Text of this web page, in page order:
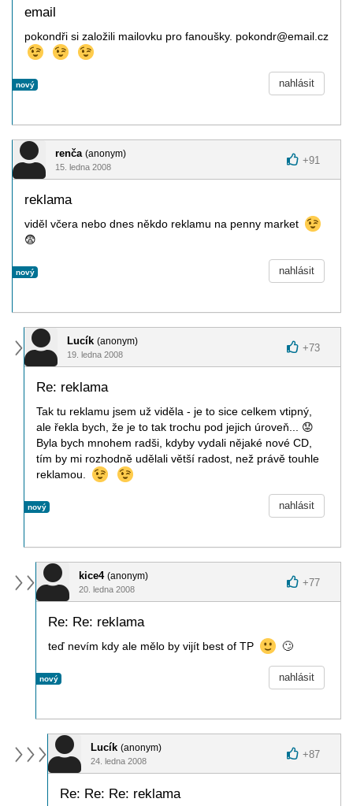
email
pokondři si založili mailovku pro fanoušky. pokondr@email.cz
nový nahlásit
renča (anonym)
15. ledna 2008
+91
reklama
viděl včera nebo dnes někdo reklamu na penny market
😨
nový nahlásit
Lucík (anonym)
19. ledna 2008
+73
Re: reklama
Tak tu reklamu jsem už viděla - je to sice celkem vtipný,
ale řekla bych, že je to tak trochu pod jejich úroveň... 😟
Byla bych mnohem radši, kdyby vydali nějaké nové CD,
tím by mi rozhodně udělali větší radost, než právě touhle
reklamou.
nový nahlásit
kice4 (anonym)
20. ledna 2008
+77
Re: Re: reklama
teď nevím kdy ale mělo by vijít best of TP 🙄
nový nahlásit
Lucík (anonym)
24. ledna 2008
+87
Re: Re: Re: reklama